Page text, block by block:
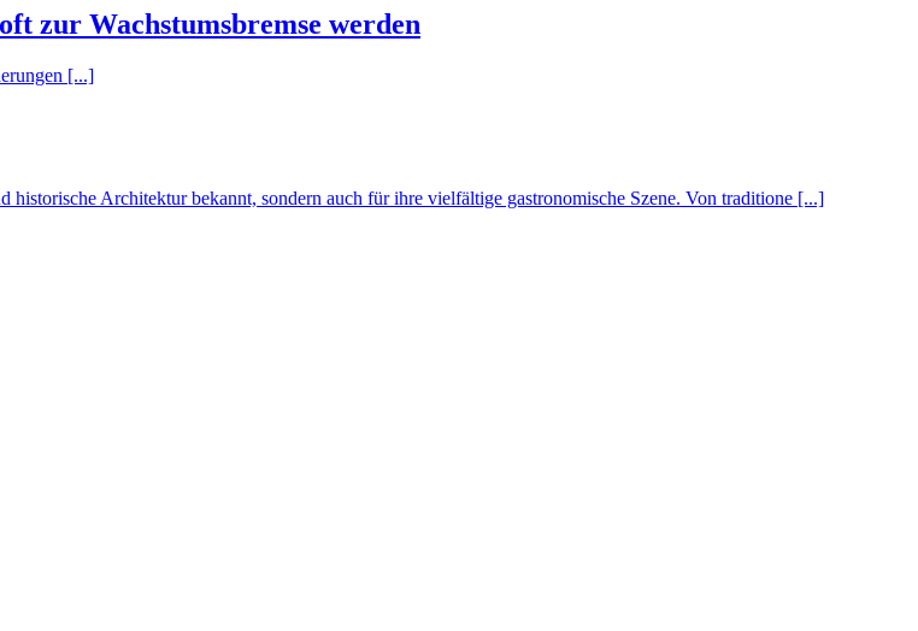
zur Wachstumsbremse werden
[...]
Architektur bekannt, sondern auch für ihre vielfältige gastronomische Szene. Von traditione [...]